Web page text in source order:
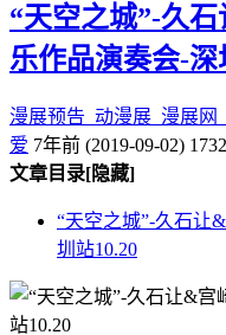
“天空之城”-久
乐作品演奏会-深
漫展预告_动漫展_漫展网
爱 7年前 (2019-09-02)
文章目录[隐藏]
“天空之城”-久石让
圳站10.20